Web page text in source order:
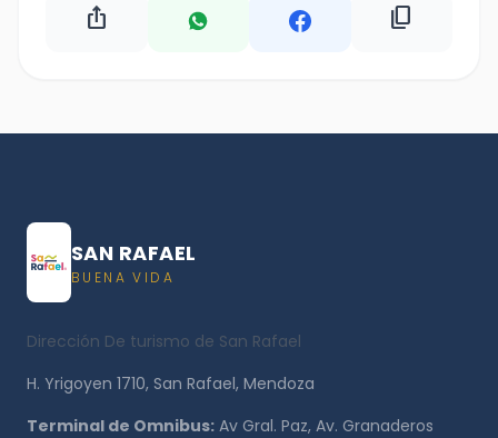
ios_share content_copy
SAN RAFAEL
BUENA VIDA
Dirección De turismo de San Rafael
H. Yrigoyen 1710, San Rafael, Mendoza
Terminal de Omnibus: Av Gral. Paz, Av. Granaderos